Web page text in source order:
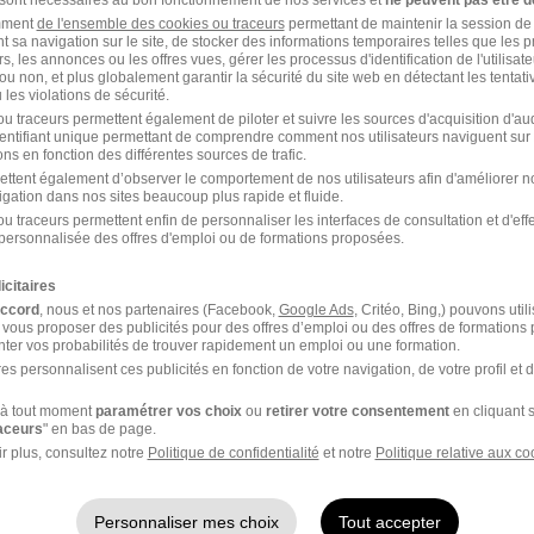
Intérim Secrétariat
Chargé d'accueil banque
Intérim Marseille Chargé d'accueil
de l'ensemble des cookies ou traceurspermettant de maintenir la session
sa navigation sur le site, de stocker des informations temporaires telles que les
les annonces ou les offres vues, gérer les processus d'identification de
non, et plus globalement garantir la sécurité du site web en détectant les
les violations de sécurité.
traceurs permettent également de piloter et suivre les sources d'acquisition
unique permettant de comprendre comment nos utilisateurs naviguent sur
en fonction des différentes sources de trafic.
également d’observer le comportement de nos utilisateurs afin d'améliorer
dans nos sites beaucoup plus rapide et fluide.
traceurs permettent enfin de personnaliser les interfaces de consultation et
des offres d'emploi ou de formations proposées.
, nous et nos partenaires (Facebook, Google Ads, Critéo, Bing,) pouvons
proposer des publicités pour des offres d’emploi ou des offres de formations
vos probabilités de trouver rapidement un emploi ou une formation.
personnalisent ces publicités en fonction de votre navigation, de votre profil et
tout momentparamétrer vos choixou retirer votre consentementen cliquant
" en bas de page.
plus, consultez notre Politique de confidentialité et notre Politique relative aux
Personnaliser mes choix Tout accepter